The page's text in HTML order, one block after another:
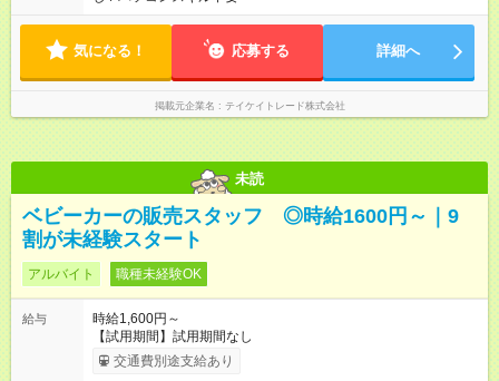
気になる！ 応募する 詳細へ
掲載元企業名 テイケイトレード株式会社
未読
ベビーカーの販売スタッフ ◎時給1600円～｜9
割が未経験スタート
アルバイト 職種未経験OK
給与
時給1,600円～
【試用期間】試用期間なし
交通費別途支給あり